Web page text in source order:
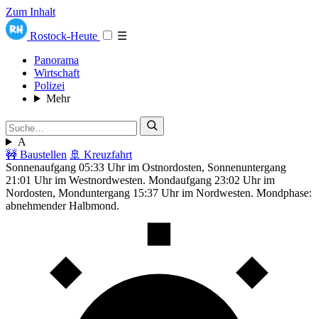
Zum Inhalt
Rostock-Heute
☰
Panorama
Wirtschaft
Polizei
Mehr
A
🚧 Baustellen 🚢 Kreuzfahrt
Sonnenaufgang 05:33 Uhr im Ostnordosten, Sonnenuntergang
21:01 Uhr im Westnordwesten. Mondaufgang 23:02 Uhr im
Nordosten, Monduntergang 15:37 Uhr im Nordwesten. Mondphase:
abnehmender Halbmond.